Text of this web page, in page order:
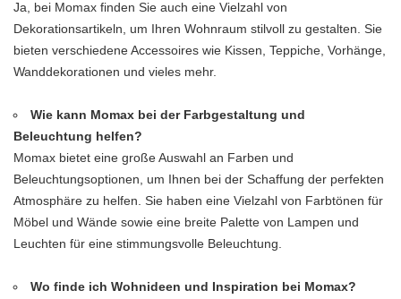
Ja, bei Momax finden Sie auch eine Vielzahl von
Dekorationsartikeln, um Ihren Wohnraum stilvoll zu gestalten. Sie
bieten verschiedene Accessoires wie Kissen, Teppiche, Vorhänge,
Wanddekorationen und vieles mehr.
Wie kann Momax bei der Farbgestaltung und
Beleuchtung helfen?
Momax bietet eine große Auswahl an Farben und
Beleuchtungsoptionen, um Ihnen bei der Schaffung der perfekten
Atmosphäre zu helfen. Sie haben eine Vielzahl von Farbtönen für
Möbel und Wände sowie eine breite Palette von Lampen und
Leuchten für eine stimmungsvolle Beleuchtung.
Wo finde ich Wohnideen und Inspiration bei Momax?